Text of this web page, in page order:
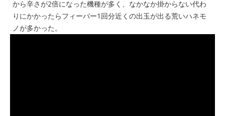
から辛さが2倍になった機種が多く、なかなか掛からない代わ
りにかかったらフィーバー1回分近くの出玉が出る荒いハネモ
ノが多かった。